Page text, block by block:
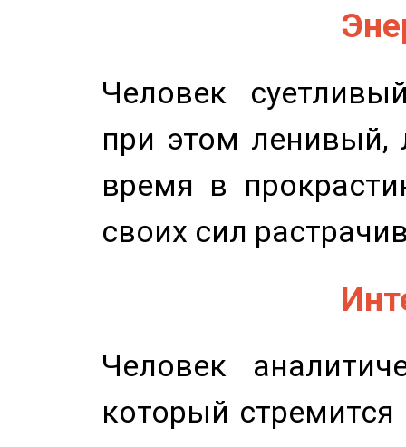
Человек
при этом
время в
своих сил
Человек
который